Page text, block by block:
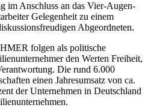
im Anschluss an das Vier-Augen-
Gelegenheit zu einem
Abgeordneten.
folgen als politische
den Werten Freiheit,
Die rund 6.000
einen Jahresumsatz von ca.
der Unternehmen in Deutschland